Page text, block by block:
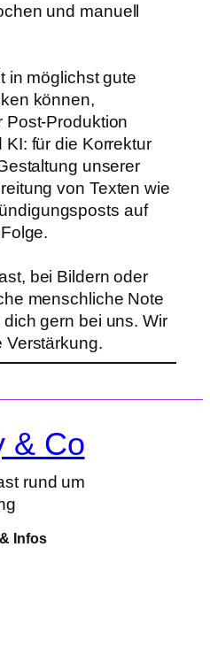
und manuell
in möglichst gute
können,
Post-Produktion
für die Korrektur
unserer
von Texten wie
auf
bei Bildern oder
menschliche Note
gern bei uns. Wir
Verstärkung.
& Co
rund um
Infos